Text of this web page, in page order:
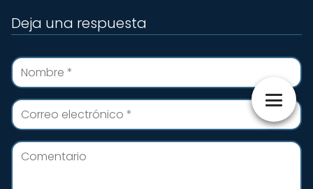
Deja una respuesta